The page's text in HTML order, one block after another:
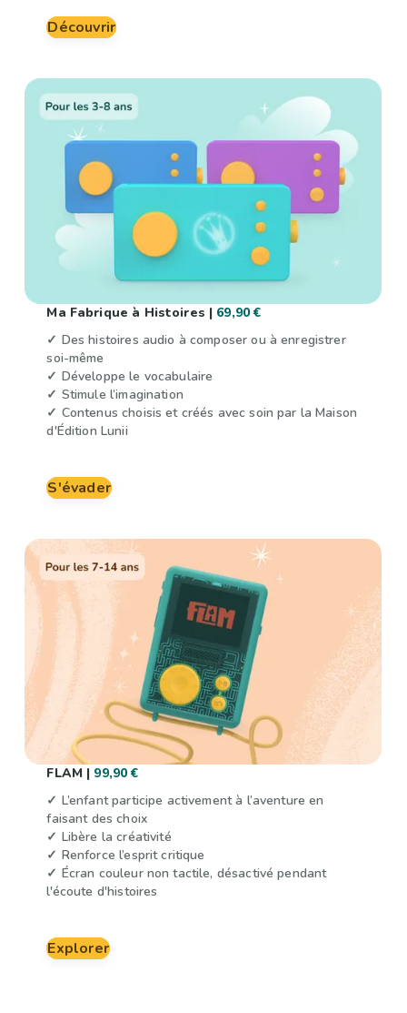
Découvrir
Ma Fabrique à Histoires | 69,90 €
✓ Des histoires audio à composer ou à enregistrer
soi-même
✓ Développe le vocabulaire
✓ Stimule l’imagination
✓ Contenus choisis et créés avec soin par la Maison
d'Édition Lunii
S'évader
FLAM | 99,90 €
✓ L’enfant participe activement à l’aventure en
faisant des choix
✓ Libère la créativité
✓ Renforce l’esprit critique
✓ Écran couleur non tactile, désactivé pendant
l'écoute d'histoires
Explorer